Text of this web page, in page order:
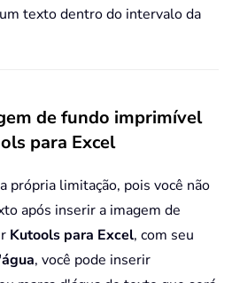
texto dentro do intervalo da
de fundo imprimível
para Excel
própria limitação, pois você não
após inserir a imagem de
Kutools para Excel, com seu
, você pode inserir